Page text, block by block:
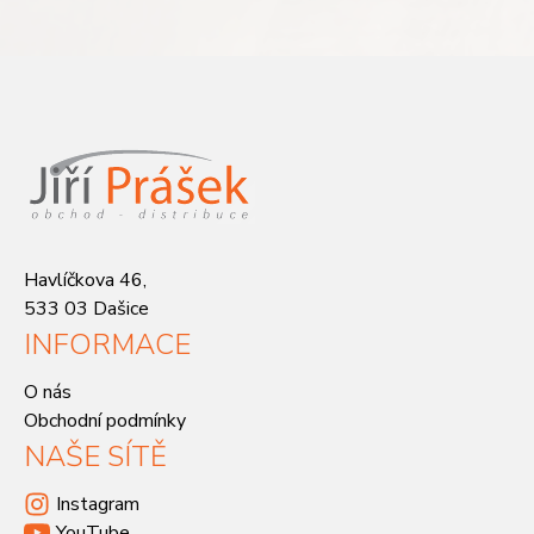
Havlíčkova 46,
533 03 Dašice
INFORMACE
O nás
Obchodní podmínky
NAŠE SÍTĚ
Instagram